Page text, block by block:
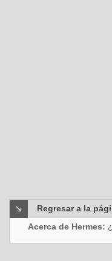
Regresar a la
Acerca de Hermes: